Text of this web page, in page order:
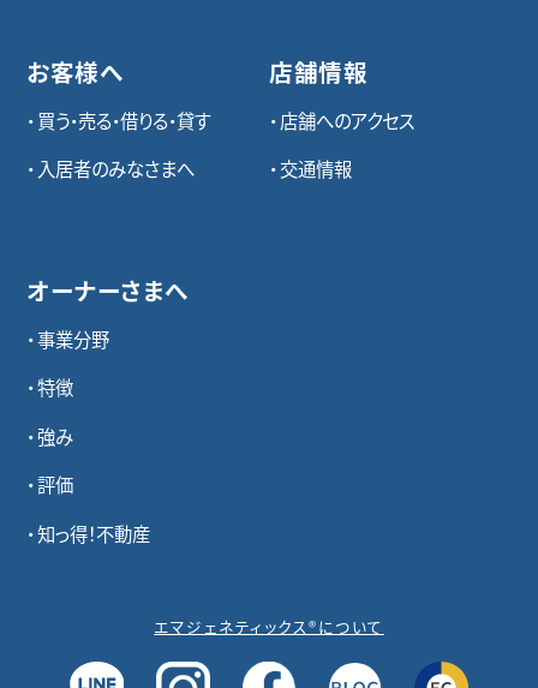
お客様へ
買う・売る・借りる・貸す
入居者のみなさまへ
オーナーさまへ
事業分野
特徴
強み
評価
知っ得！不動産
店舗情報
店舗へのアクセス
交通情報
エマジェネティックス®について